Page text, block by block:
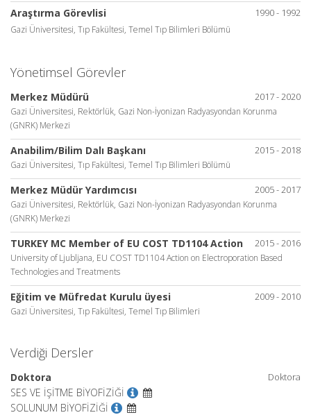
1990 - 1992
Araştırma Görevlisi
Gazi Üniversitesi, Tıp Fakültesi, Temel Tıp Bilimleri Bölümü
Yönetimsel Görevler
2017 - 2020
Merkez Müdürü
Gazi Üniversitesi, Rektörlük, Gazi Non-İyonizan Radyasyondan Korunma
(GNRK) Merkezi
2015 - 2018
Anabilim/Bilim Dalı Başkanı
Gazi Üniversitesi, Tıp Fakültesi, Temel Tıp Bilimleri Bölümü
2005 - 2017
Merkez Müdür Yardımcısı
Gazi Üniversitesi, Rektörlük, Gazi Non-İyonizan Radyasyondan Korunma
(GNRK) Merkezi
2015 - 2016
TURKEY MC Member of EU COST TD1104 Action
University of Ljubljana, EU COST TD1104 Action on Electroporation Based
Technologies and Treatments
2009 - 2010
Eğitim ve Müfredat Kurulu üyesi
Gazi Üniversitesi, Tıp Fakültesi, Temel Tıp Bilimleri
Verdiği Dersler
Doktora
Doktora
SES VE İŞİTME BİYOFİZİĞİ
SOLUNUM BİYOFİZİĞİ